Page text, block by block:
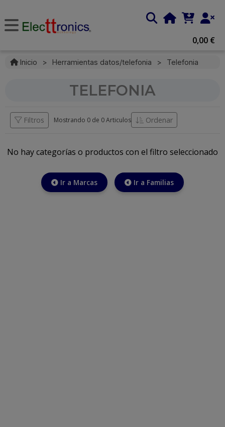
0,00 €
Inicio > Herramientas datos/telefonia > Telefonia
TELEFONIA
Filtros Mostrando 0 de 0 Articulos Ordenar
No hay categorías o productos con el filtro seleccionado
Ir a Marcas Ir a Familias